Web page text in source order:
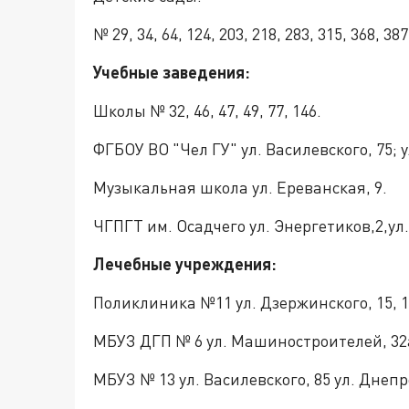
№ 29, 34, 64, 124, 203, 218, 283, 315, 368,
Учебные заведения:
Школы № 32, 46, 47, 49, 77, 146.
ФГБОУ ВО "Чел ГУ" ул. Василевского, 75;
Музыкальная школа ул. Ереванская, 9.
ЧГПГТ им. Осадчего ул.
Лечебные учреждения:
Поликлиника №11 ул. Дзержинского, 15,
МБУЗ ДГП № 6 ул. Машиностроителей,
МБУЗ № 13 ул. Василевского, 85 ул.